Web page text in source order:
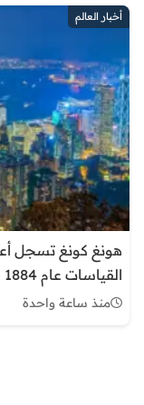
أخبار العالم
هونغ كونغ تسجل
القياسات عام 1884
منذ ساعة واحدة